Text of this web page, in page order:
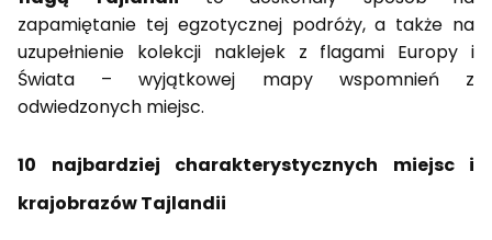
zapamiętanie tej egzotycznej podróży, a także na
uzupełnienie kolekcji naklejek z flagami Europy i
Świata – wyjątkowej mapy wspomnień z
odwiedzonych miejsc.
10 najbardziej charakterystycznych miejsc i
krajobrazów Tajlandii